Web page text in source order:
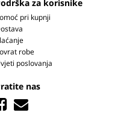
za korisnike
pri kupnji
robe
poslovanja
nas